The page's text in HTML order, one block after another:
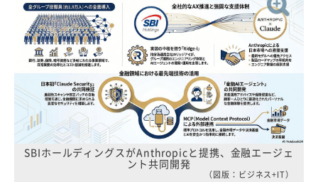
SBIホールディングスがAnthropicと提携、金融エージェ
ント共同開発
（図版：ビジネス+IT）